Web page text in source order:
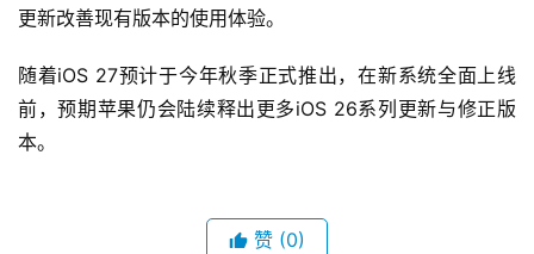
更新改善现有版本的使用体验。
随着iOS 27预计于今年秋季正式推出，在新系统全面上线
前，预期苹果仍会陆续释出更多iOS 26系列更新与修正版
本。
赞 (0)